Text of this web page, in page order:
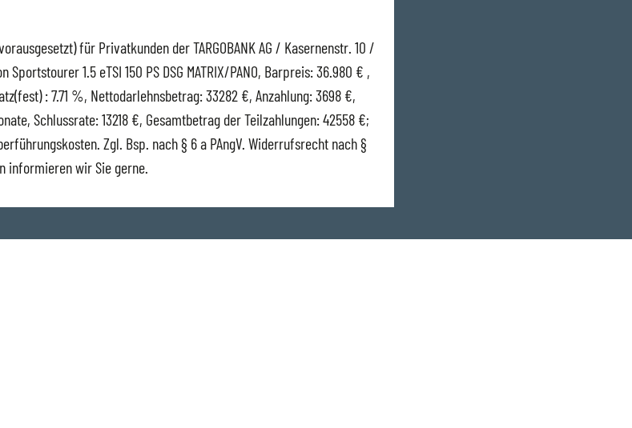
für Privatkunden der TARGOBANK AG / Kasernenstr. 10 /
Sportstourer 1.5 eTSI 150 PS DSG MATRIX/PANO, Barpreis: 36.980 € ,
: 7.71 %, Nettodarlehnsbetrag: 33282 €, Anzahlung: 3698 €,
Schlussrate: 13218 €, Gesamtbetrag der Teilzahlungen: 42558 €;
Zgl. Bsp. nach § 6 a PAngV. Widerrufsrecht nach §
informieren wir Sie gerne.